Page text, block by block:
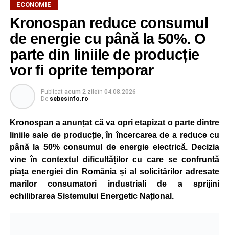
ECONOMIE
Kronospan reduce consumul
de energie cu până la 50%. O
parte din liniile de producție
vor fi oprite temporar
Publicat acum 2 zileîn 04.08.2026
De sebesinfo.ro
Kronospan a anunțat că va opri etapizat o parte dintre
liniile sale de producție, în încercarea de a reduce cu
până la 50% consumul de energie electrică. Decizia
vine în contextul dificultăților cu care se confruntă
piața energiei din România și al solicitărilor adresate
marilor consumatori industriali de a sprijini
echilibrarea Sistemului Energetic Național.